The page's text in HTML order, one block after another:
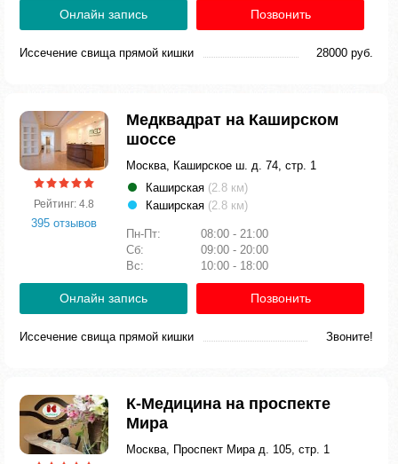
Онлайн запись Позвонить
Иссечение свища прямой кишки 28000 руб.
Рейтинг: 4.8
395 отзывов
Медквадрат на Каширском
шоссе
Москва, Каширское ш. д. 74, стр. 1
Каширская (2.8 км)
Каширская (2.8 км)
Пн-Пт:
08:00 - 21:00
Сб:
09:00 - 20:00
Вс:
10:00 - 18:00
Онлайн запись Позвонить
Иссечение свища прямой кишки Звоните!
К-Медицина на проспекте
Мира
Москва, Проспект Мира д. 105, стр. 1